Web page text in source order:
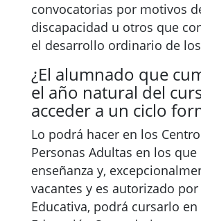
convocatorias por motivos
discapacidad u otros que
el desarrollo ordinario de
¿El alumnado que
el año natural del
acceder a un ciclo
Lo podrá hacer en los
Personas Adultas en los
enseñanza y,
vacantes y es autorizado
Educativa, podrá cursarlo